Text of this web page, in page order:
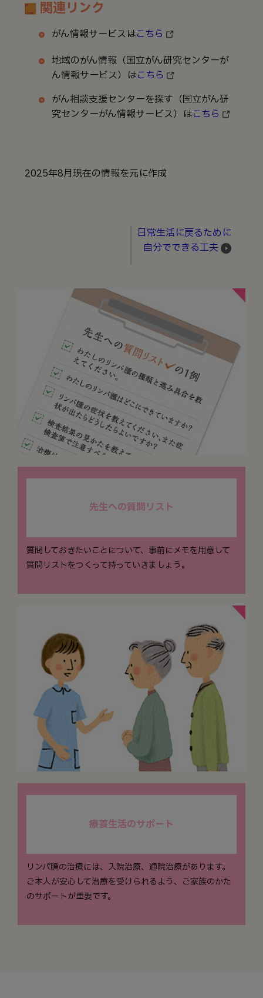
関連リンク
がん情報サービスはこちら
地域のがん情報（国立がん研究センターが
ん情報サービス）はこちら
がん相談支援センターを探す（国立がん研
究センターがん情報サービス）はこちら
2025年8月現在の情報を元に作成
日常生活に戻るために
自分でできる工夫
先生への質問リスト
質問しておきたいことについて、事前にメモを用意して
質問リストをつくって持っていきましょう。
療養生活のサポート
リンパ腫の治療には、入院治療、通院治療があります。
ご本人が安心して治療を受けられるよう、ご家族のかた
のサポートが重要です。